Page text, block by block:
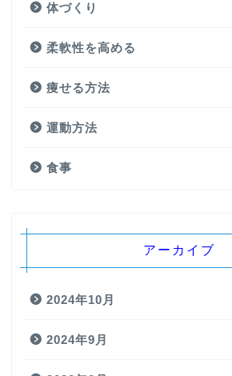
体づくり
柔軟性を高める
痩せる方法
運動方法
食事
アーカイブ
2024年10月
2024年9月